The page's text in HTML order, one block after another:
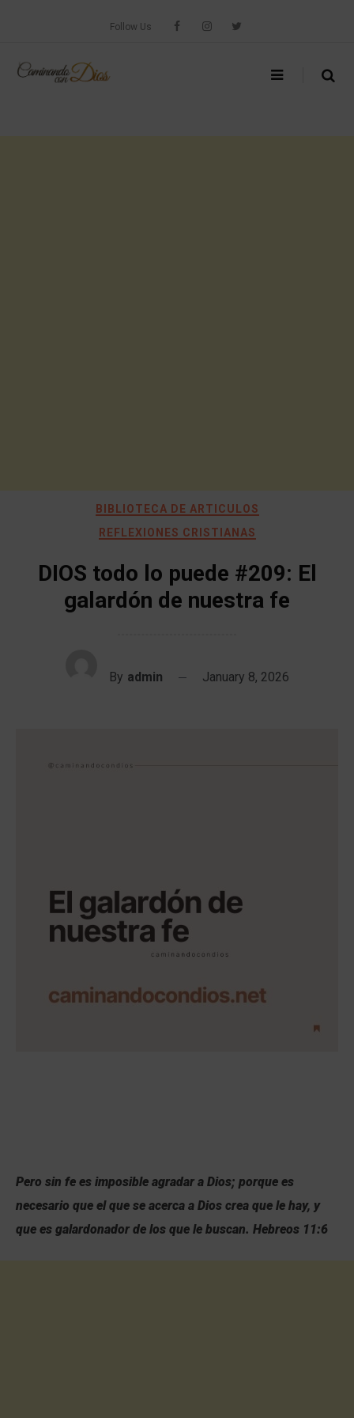
Follow Us
BIBLIOTECA DE ARTICULOS
REFLEXIONES CRISTIANAS
DIOS todo lo puede #209: El
galardón de nuestra fe
By admin January 8, 2026
Pero sin fe es imposible agradar a Dios; porque es
necesario que el que se acerca a Dios crea que le hay, y
que es galardonador de los que le buscan. Hebreos 11:6